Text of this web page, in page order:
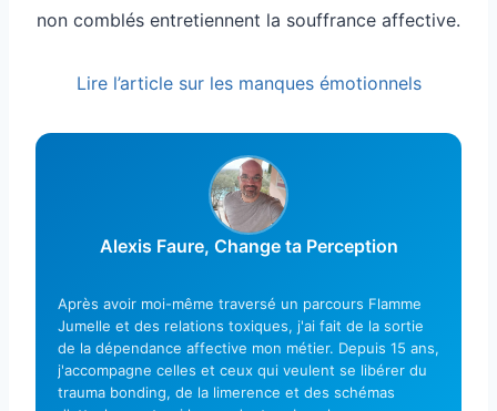
non comblés entretiennent la souffrance affective.
Lire l’article sur les manques émotionnels
Alexis Faure, Change ta Perception
Après avoir moi-même traversé un parcours Flamme
Jumelle et des relations toxiques, j'ai fait de la sortie
de la dépendance affective mon métier. Depuis 15 ans,
j'accompagne celles et ceux qui veulent se libérer du
trauma bonding, de la limerence et des schémas